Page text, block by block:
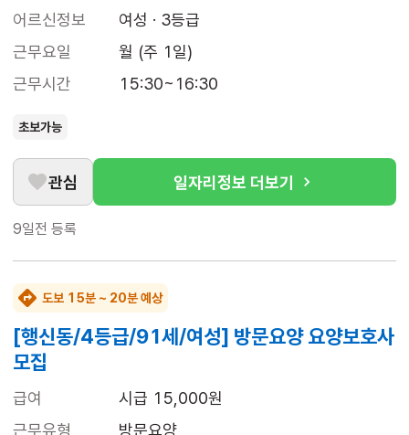
어르신정보
여성 · 3등급
근무요일
월 (주 1일)
근무시간
15:30~16:30
초보가능
관심 일자리정보 더보기
9일전 등록
도보 15분 ~ 20분 예상
[행신동/4등급/91세/여성] 방문요양 요양보호사
모집
급여
시급 15,000원
근무유형
방문요양